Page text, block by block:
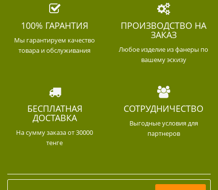
100% ГАРАНТИЯ
Мы гарантируем качество
товара и обслуживания
ПРОИЗВОДСТВО НА
ЗАКАЗ
Любое изделие из фанеры по
вашему эскизу
БЕСПЛАТНАЯ
ДОСТАВКА
На сумму заказа от 30000
тенге
СОТРУДНИЧЕСТВО
Выгодные условия для
партнеров